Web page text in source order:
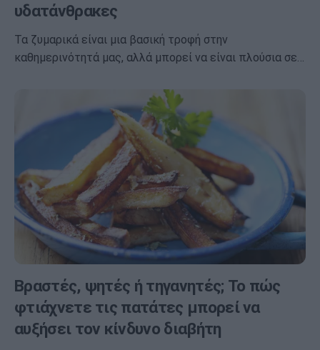
υδατάνθρακες
Τα ζυμαρικά είναι μια βασική τροφή στην
καθημερινότητά μας, αλλά μπορεί να είναι πλούσια σε…
Βραστές, ψητές ή τηγανητές; Το πώς
φτιάχνετε τις πατάτες μπορεί να
αυξήσει τον κίνδυνο διαβήτη